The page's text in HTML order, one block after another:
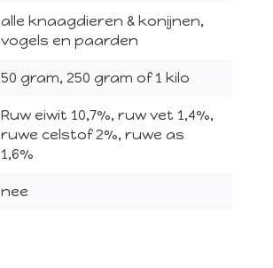
alle knaagdieren & konijnen,
vogels en paarden
50 gram, 250 gram of 1 kilo
Ruw eiwit 10,7%, ruw vet 1,4%,
ruwe celstof 2%, ruwe as
1,6%
nee